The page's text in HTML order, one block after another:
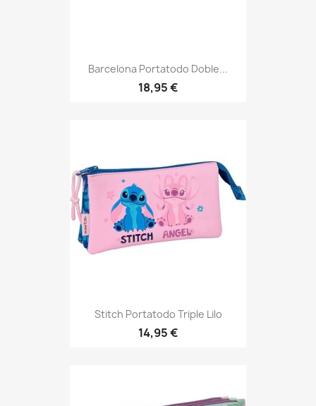
Barcelona Portatodo Doble...
18,95 €
Stitch Portatodo Triple Lilo
14,95 €